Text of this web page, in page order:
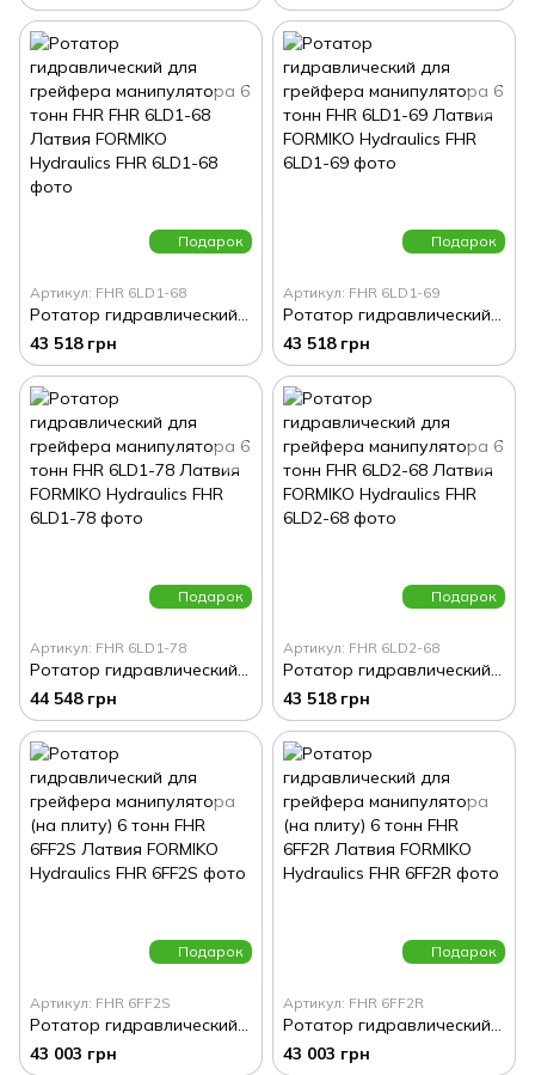
Подарок
Артикул: FHR 6LD1-68
43 518 грн
Подарок
Артикул: FHR 6LD1-69
43 518 грн
Подарок
Артикул: FHR 6LD1-78
44 548 грн
Подарок
Артикул: FHR 6LD2-68
43 518 грн
Подарок
Артикул: FHR 6FF2S
43 003 грн
Подарок
Артикул: FHR 6FF2R
43 003 грн